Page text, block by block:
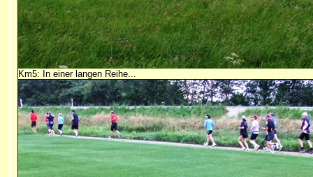
Km5: In einer langen Reihe...